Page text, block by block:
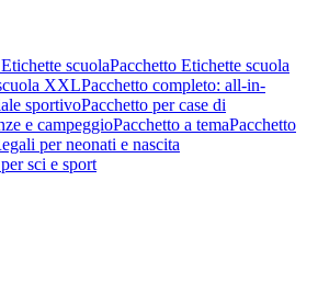
scuolaPacchetto Etichette scuola
XXLPacchetto completo: all-in-
sportivoPacchetto per case di
e campeggioPacchetto a temaPacchetto
per neonati e nascita
sci e sport